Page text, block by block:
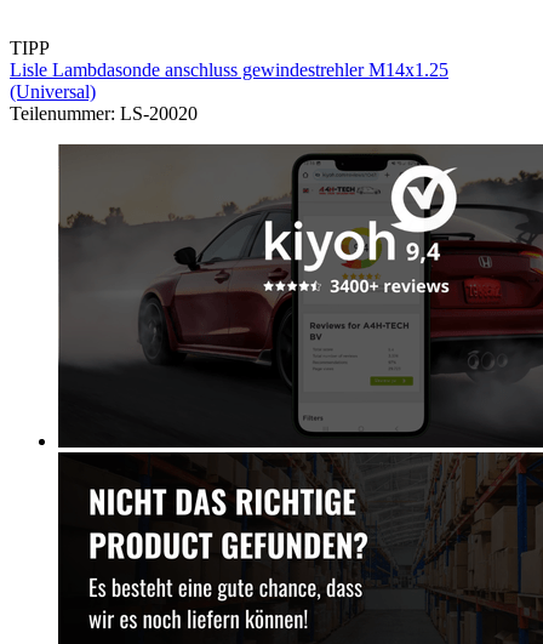
TIPP
Lisle Lambdasonde anschluss gewindestrehler M14x1.25
(Universal)
Teilenummer: LS-20020